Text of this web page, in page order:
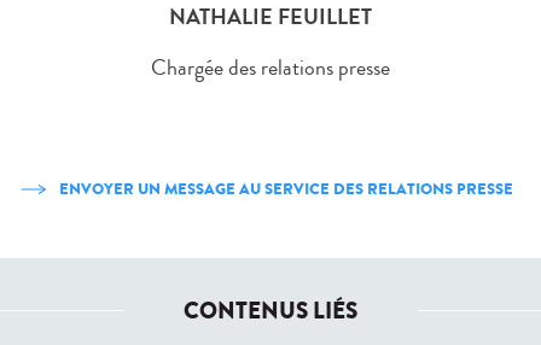
NATHALIE FEUILLET
Chargée des relations presse
ENVOYER UN MESSAGE AU SERVICE DES RELATIONS PRESSE
CONTENUS LIÉS